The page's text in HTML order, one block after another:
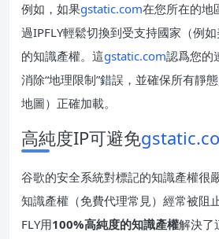
例如，如果gstatic.com在您所在的地
過IPFLY輕鬆切換到受支持國家（例如
的知識產權。這gstatic.com認爲您的
消除“地理限制”錯誤，並確保所有靜
地圖）正確加載。
高純度IP可避免
谷歌的安全系統對標記的知識產權
知識產權（免費代理常見）經常被阻
FLY用100%高純度的知識產權解決了